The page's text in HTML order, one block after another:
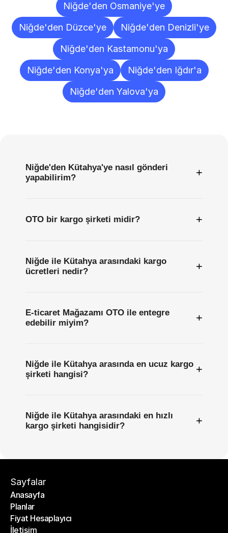
Niğde'den Osmaniye'ye
Niğde'den Düzce'ye
Niğde'den Denizli'ye
Niğde'den Kastamonu'ya
Niğde'den Konya'ya
Niğde'den Iğdır'a
Niğde'den Yalova'ya
Niğde'den Kütahya'ye nasıl gönderi
yapabilirim?
+
OTO bir kargo şirketi midir? +
Niğde ile Kütahya arasındaki kargo
ücretleri nedir?
+
E-ticaret Mağazamı OTO ile entegre
edebilir miyim?
+
Niğde ile Kütahya arasında en ucuz kargo
şirketi hangisi?
+
Niğde ile Kütahya arasındaki en hızlı
kargo şirketi hangisidir?
+
Sayfalar
Anasayfa
Anasayfa
Planlar
Planlar
Fiyat Hesaplayıcı
Fiyat Hesaplayıcı
İletişim